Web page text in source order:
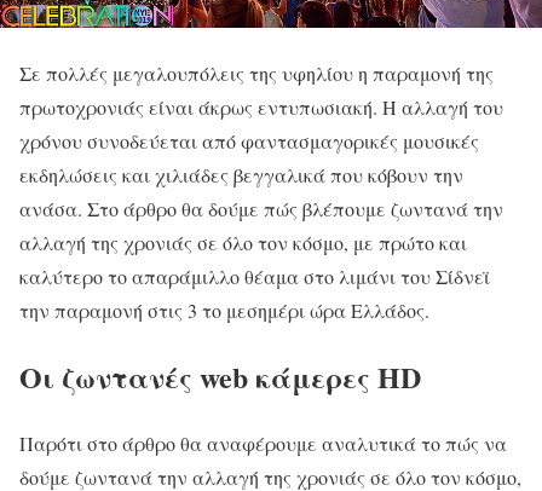
Σε πολλές μεγαλουπόλεις της υφηλίου η παραμονή της
πρωτοχρονιάς είναι άκρως εντυπωσιακή. Η αλλαγή του
χρόνου συνοδεύεται από φαντασμαγορικές μουσικές
εκδηλώσεις και χιλιάδες βεγγαλικά που κόβουν την
ανάσα. Στο άρθρο θα δούμε πώς βλέπουμε ζωντανά την
αλλαγή της χρονιάς σε όλο τον κόσμο, με πρώτο και
καλύτερο το απαράμιλλο θέαμα στο λιμάνι του Σίδνεϊ
την παραμονή στις 3 το μεσημέρι ώρα Ελλάδος.
Οι ζωντανές web κάμερες HD
Παρότι στο άρθρο θα αναφέρουμε αναλυτικά το πώς να
δούμε ζωντανά την αλλαγή της χρονιάς σε όλο τον κόσμο,